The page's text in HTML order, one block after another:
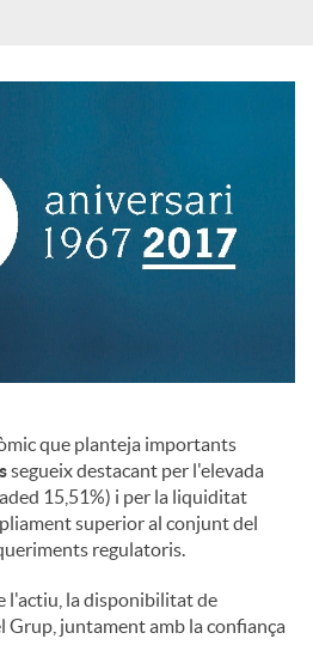
que planteja importants
segueix destacant per l'elevada
15,51%) i per la liquiditat
superior al conjunt del
regulatoris.
l'actiu, la disponibilitat de
Grup, juntament amb la confiança